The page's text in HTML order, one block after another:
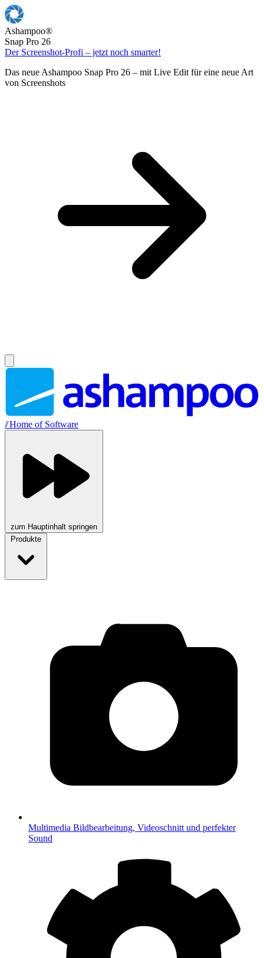
Ashampoo®
Snap Pro 26
Der Screenshot-Profi – jetzt noch smarter!
Das neue Ashampoo Snap Pro 26 – mit Live Edit für eine neue Art
von Screenshots
//Home of Software
zum Hauptinhalt springen
Produkte
Multimedia Bildbearbeitung, Videoschnitt und perfekter
Sound